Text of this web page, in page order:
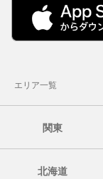
エリア一覧
関東
北海道